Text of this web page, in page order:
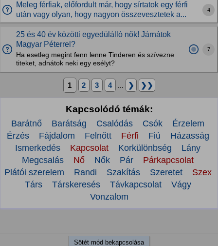
Meleg férfiak, előfordult már, hogy sírtatok egy férfi
után vagy olyan, hogy nagyon összevesztetek a...
4
25 és 40 év közötti egyedülálló nők! Járnátok
Magyar Péterrel?
Ha esetleg megint fenn lenne Tinderen és szívezne
titeket, adnátok neki egy esélyt?
7
1 2 3 4 ... ❯ ❯❯
Kapcsolódó témák:
Barátnő Barátság Csalódás Csók
Érzelem
Érzés
Fájdalom Felnőtt Férfi Fiú
Házasság
Ismerkedés
Kapcsolat Korkülönbség
Lány
Megcsalás
Nő Nők Pár
Párkapcsolat
Plátói szerelem
Randi Szakítás Szeretet
Szex
Társ
Társkeresés Távkapcsolat
Vágy
Vonzalom
Sötét mód bekapcsolása